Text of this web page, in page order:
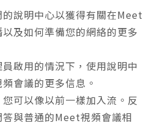
的說明中心以獲得有關在Meet
及如何準備您的網絡的更多
員啟用的情況下，使用說明中
會議的更多信息。
您可以像以前一樣加入流。反
與普通的Meet視頻會議相